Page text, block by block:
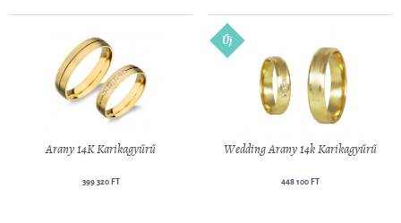
Arany 14K Karikagyűrű
399 320 FT
Wedding Arany 14k Karikagyűrű
448 100 FT
Új